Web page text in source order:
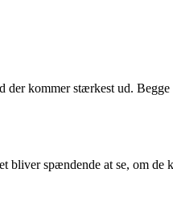
kommer stærkest ud.
spændende at se, om de